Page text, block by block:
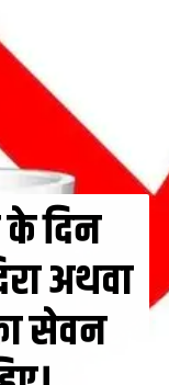
दिन
अथवा
सेवन